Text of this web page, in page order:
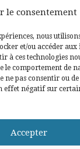
le consentement
nous
et/ou accéder
à ces technologies
le comportement de
ne pas consentir ou
effet négatif sur
Accepter